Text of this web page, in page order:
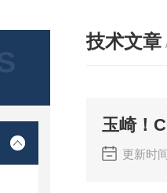
技术文章
更新时